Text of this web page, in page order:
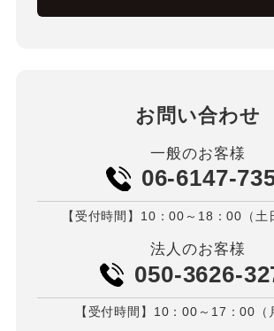
お問い合わせ
一般のお客様
06-6147-
【受付時間】10：00～18：00（土
法人のお客様
050-3626-
【受付時間】10：00～17：00（